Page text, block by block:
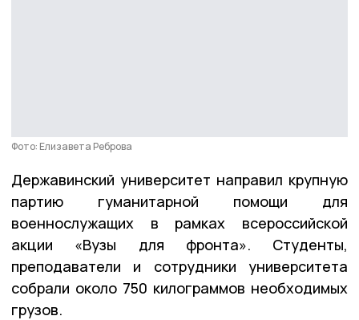
Фото: Елизавета Реброва
Державинский университет направил крупную
партию гуманитарной помощи для
военнослужащих в рамках всероссийской
акции «Вузы для фронта». Студенты,
преподаватели и сотрудники университета
собрали около 750 килограммов необходимых
грузов.